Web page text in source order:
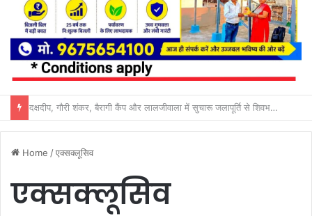
शिवभक्तों के स्वास्थ्य की सुरक्षा में जुटा स्वास्थ्य विभाग, 32 शिविरों में मिल रहा नि:शुल्क उपचार
Home /एक्सक्लूसिव
एक्सक्लूसिव